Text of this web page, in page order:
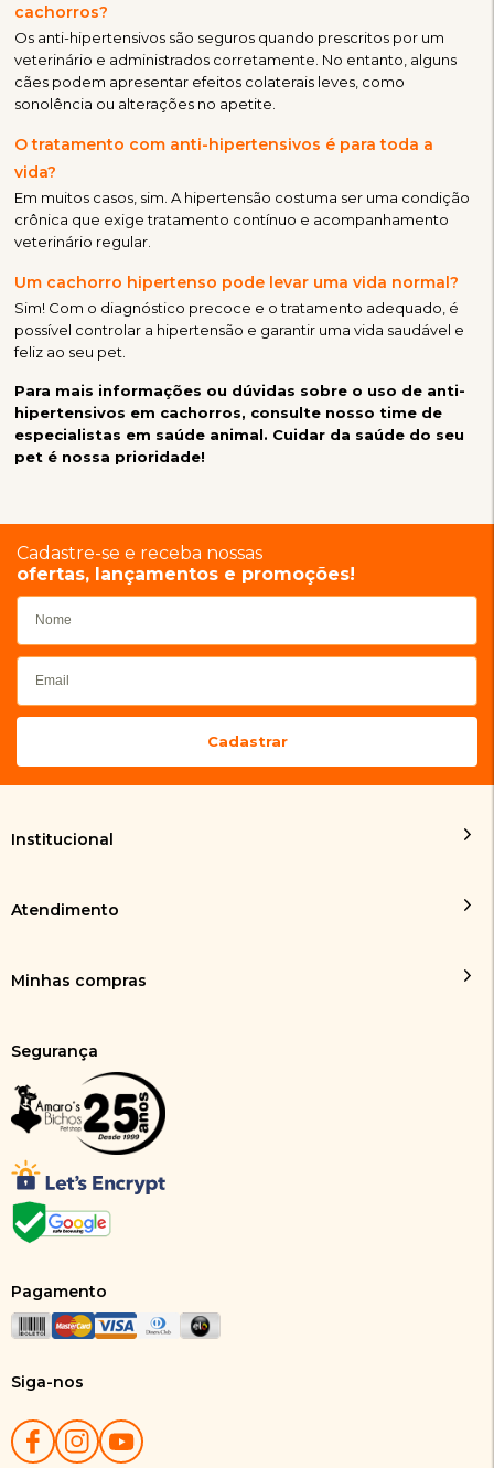
cachorros?
Os anti-hipertensivos são seguros quando prescritos por um
veterinário e administrados corretamente. No entanto, alguns
cães podem apresentar efeitos colaterais leves, como
sonolência ou alterações no apetite.
O tratamento com anti-hipertensivos é para toda a
vida?
Em muitos casos, sim. A hipertensão costuma ser uma condição
crônica que exige tratamento contínuo e acompanhamento
veterinário regular.
Um cachorro hipertenso pode levar uma vida normal?
Sim! Com o diagnóstico precoce e o tratamento adequado, é
possível controlar a hipertensão e garantir uma vida saudável e
feliz ao seu pet.
Para mais informações ou dúvidas sobre o uso de anti-
hipertensivos em cachorros, consulte nosso time de
especialistas em saúde animal. Cuidar da saúde do seu
pet é nossa prioridade!
Cadastre-se e receba nossas
ofertas, lançamentos e promoções!
Institucional
Atendimento
Minhas compras
Segurança
Pagamento
Siga-nos